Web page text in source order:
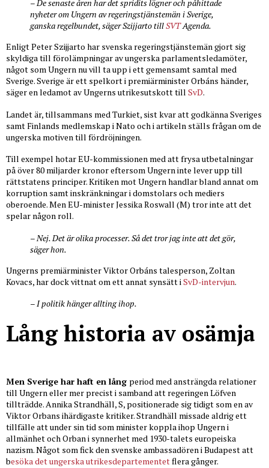
– De senaste åren har det spridits lögner och påhittade
nyheter om Ungern av regeringstjänstemän i Sverige,
ganska regelbundet, säger Szijjarto tillSVTAgenda.
Enligt Peter Szijjarto har svenska regeringstjänstemän gjort sig
skyldiga till förolämpningar av ungerska parlamentsledamöter,
något som Ungern nu vill ta upp i ett gemensamt samtal med
Sverige. Sverige är ett spelkort i premiärminister Orbáns händer,
säger en ledamot av Ungerns utrikesutskott till SvD.
Landet är, tillsammans med Turkiet, sist kvar att godkänna Sveriges
samt Finlands medlemskap i Nato och i artikeln ställs frågan om de
ungerska motiven till fördröjningen.
Till exempel hotar EU-kommissionen med att frysa utbetalningar
på över 80 miljarder kronor eftersom Ungern inte lever upp till
rättstatens principer. Kritiken mot Ungern handlar bland annat om
korruption samt inskränkningar i domstolars och mediers
oberoende. Men EU-minister Jessika Roswall (M) tror inte att det
spelar någon roll.
– Nej. Det är olika processer. Så det tror jag inte att det gör,
säger hon.
Ungerns premiärminister Viktor Orbáns talesperson, Zoltan
Kovacs, har dock vittnat om ett annat synsätt i SvD-intervjun.
– I politik hänger allting ihop.
Lång historia av osämja
Men Sverige har haft en lång period med ansträngda relationer
till Ungern eller mer precist i samband att regeringen Löfven
tillträdde. Annika Strandhäll, S, positionerade sig tidigt som en av
Viktor Orbans ihärdigaste kritiker. Strandhäll missade aldrig ett
tillfälle att under sin tid som minister koppla ihop Ungern i
allmänhet och Orban i synnerhet med 1930-talets europeiska
nazism. Något som fick den svenske ambassadören i Budapest att
besöka det ungerska utrikesdepartementetflera gånger.